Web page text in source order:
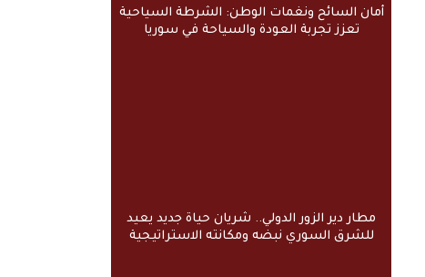
أمان السائح ونغمات الوطن: الشرطة السياحية
تعزز تجربة العودة والسياحة في سوريا
مطار دير الزور الدولي.. شريان حياة جديد يعيد
للشرق السوري نبضه ومكانته الاستراتيجية